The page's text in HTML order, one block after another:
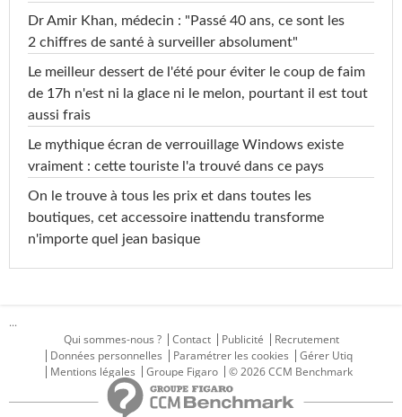
Dr Amir Khan, médecin : "Passé 40 ans, ce sont les
2 chiffres de santé à surveiller absolument"
Le meilleur dessert de l'été pour éviter le coup de faim
de 17h n'est ni la glace ni le melon, pourtant il est tout
aussi frais
Le mythique écran de verrouillage Windows existe
vraiment : cette touriste l'a trouvé dans ce pays
On le trouve à tous les prix et dans toutes les
boutiques, cet accessoire inattendu transforme
n'importe quel jean basique
...
Qui sommes-nous ?
Contact Publicité
Recrutement
Données personnelles
Paramétrer les cookies
Gérer Utiq
Mentions légales
Groupe Figaro © 2026 CCM Benchmark